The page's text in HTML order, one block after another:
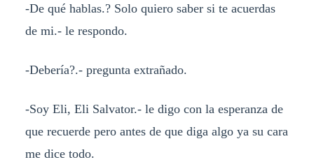
-De qué hablas.? Solo quiero saber si te acuerdas
de mi.- le respondo.
-Debería?.- pregunta extrañado.
-Soy Eli, Eli Salvator.- le digo con la esperanza de
que recuerde pero antes de que diga algo ya su cara
me dice todo.